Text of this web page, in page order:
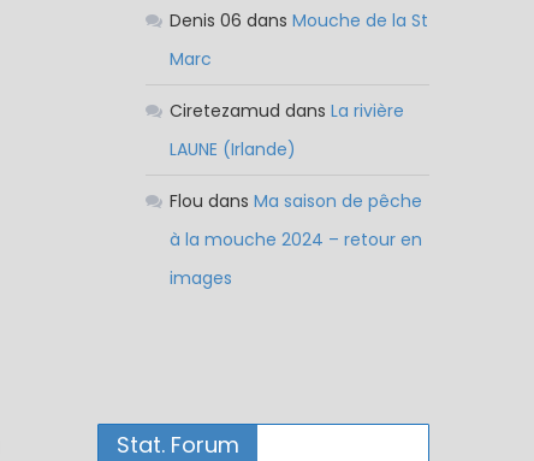
Denis 06 dansMouche de la St
Marc
Ciretezamud dansLa rivière
LAUNE (Irlande)
Flou dansMa saison de pêche
à la mouche 2024 – retour en
images
Stat. Forum